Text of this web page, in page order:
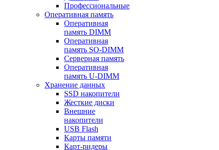
Профессиональные
Оперативная память
Оперативная
память DIMM
Оперативная
память SO-DIMM
Серверная память
Оперативная
память U-DIMM
Хранение данных
SSD накопители
Жесткие диски
Внешние
накопители
USB Flash
Карты памяти
Карт-ридеры